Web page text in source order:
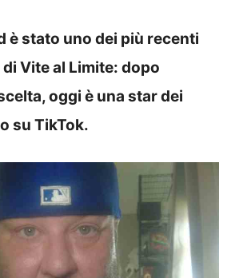
è stato uno dei più recenti
Vite al Limite: dopo
oggi è una star dei
su TikTok.